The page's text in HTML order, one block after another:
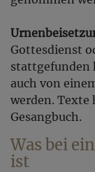
Gottesdienst
stattgefunden
auch von
werden. Texte
Gesangbuch.
Was bei
ist